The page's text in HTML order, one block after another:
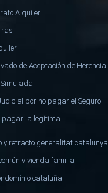
Alquiler
de Aceptación de Herencia
por no pagar el Seguro
pagar la legítima
y retracto generalitat catalunya
vivienda familia
cataluña